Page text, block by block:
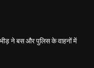
ने बस और पुलिस के वाहनों में